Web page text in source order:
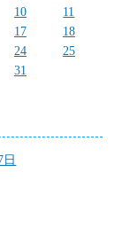
10
11
17
18
24
25
31